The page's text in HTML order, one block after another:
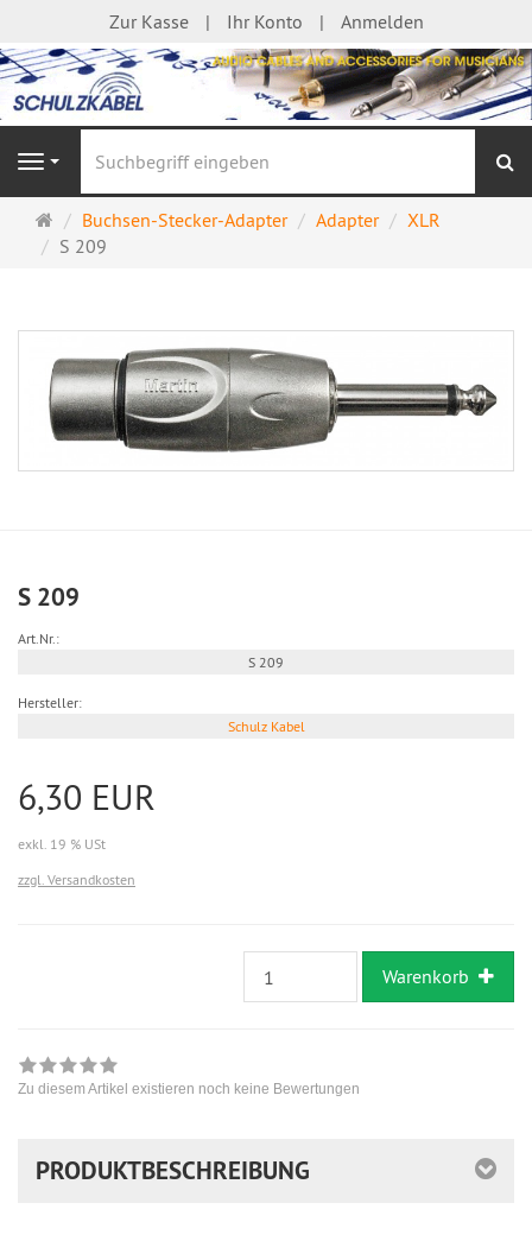
Zur Kasse Ihr Konto Anmelden
Navigation
Startseite
Buchsen-Stecker-Adapter Adapter
XLR
S 209
S 209
Art.Nr.:
S 209
Hersteller:
Schulz Kabel
6,30 EUR
exkl. 19 % USt
zzgl. Versandkosten
Warenkorb
Zu diesem Artikel existieren noch keine Bewertungen
PRODUKTBESCHREIBUNG